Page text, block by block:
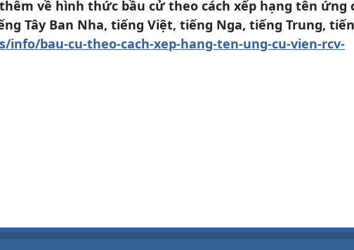
về hình thức bầu cử theo cách xếp hạng tên ứng
Tây Ban Nha, tiếng Việt, tiếng Nga, tiếng Trung,
info/bau-cu-theo-cach-xep-hang-ten-ung-cu-vien-rcv-